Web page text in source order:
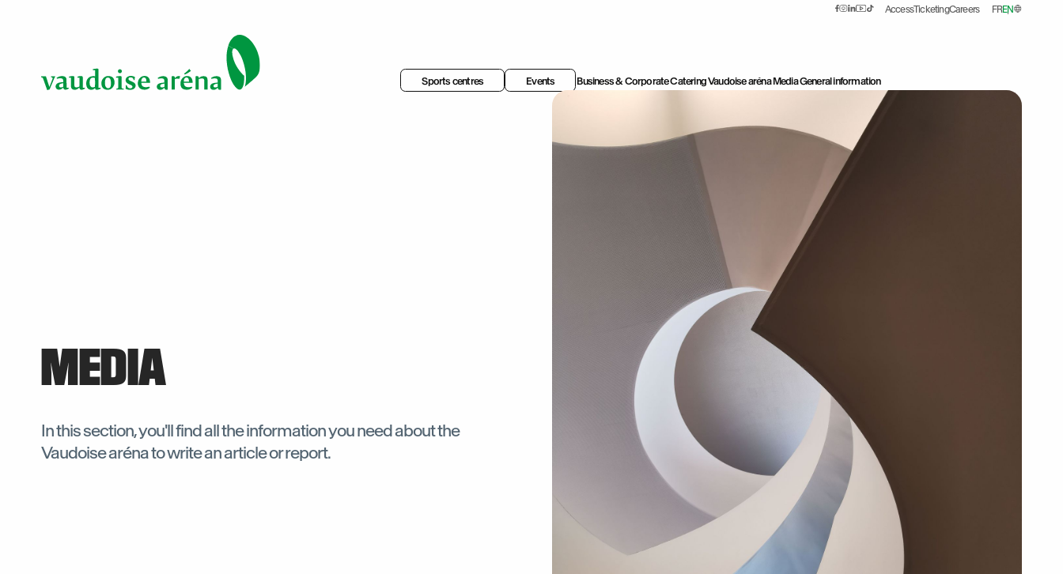
AccessTicketingCareers FREN
Sports centres Events Business & CorporateCateringVaudoise aréna MediaGeneral information
MEDIA
In this section, you'll find all the information you need about the
Vaudoise aréna to write an article or report.